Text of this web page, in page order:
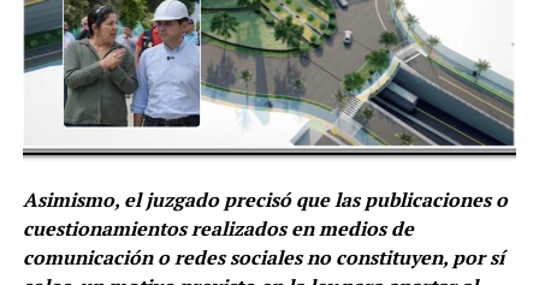
Asimismo, el juzgado precisó que las publicaciones o
cuestionamientos realizados en medios de
comunicación o redes sociales no constituyen, por sí